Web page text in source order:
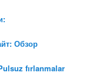
Обзор
fırlanmalar